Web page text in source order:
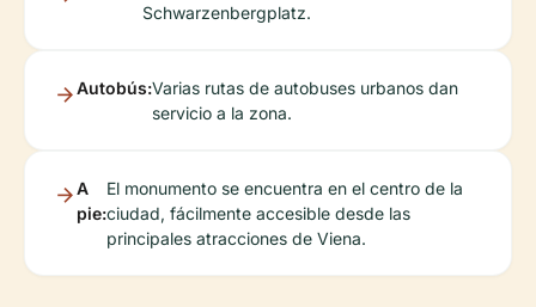
Schwarzenbergplatz.
Autobús:Varias rutas de autobuses urbanos dan
servicio a la zona.
A
pie:
El monumento se encuentra en el centro de la
ciudad, fácilmente accesible desde las
principales atracciones de Viena.